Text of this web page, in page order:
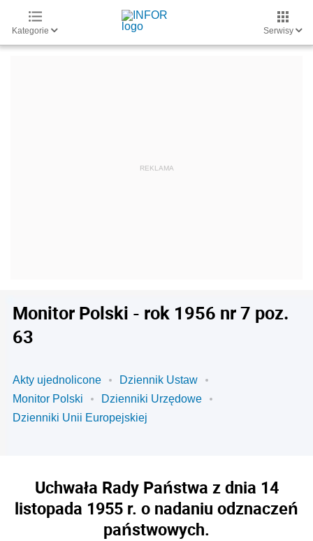
Kategorie Serwisy
Monitor Polski - rok 1956 nr 7 poz.
63
Akty ujednolicone
Dziennik Ustaw
Monitor Polski
Dzienniki Urzędowe
Dzienniki Unii Europejskiej
Uchwała Rady Państwa z dnia 14
listopada 1955 r. o nadaniu odznaczeń
państwowych.